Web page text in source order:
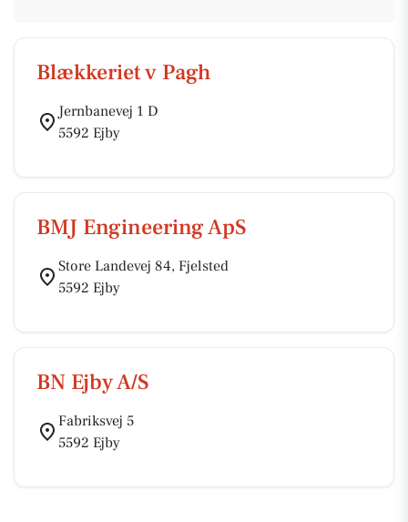
Blækkeriet v Pagh
Jernbanevej 1 D
5592 Ejby
BMJ Engineering ApS
Store Landevej 84, Fjelsted
5592 Ejby
BN Ejby A/S
Fabriksvej 5
5592 Ejby